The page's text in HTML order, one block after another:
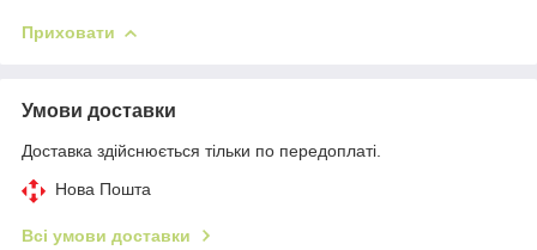
Приховати
Умови доставки
Доставка здійснюється тільки по передоплаті.
Нова Пошта
Всі умови доставки